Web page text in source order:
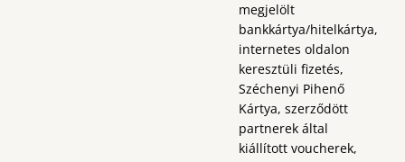
megjelölt
bankkártya/hitelkártya,
internetes oldalon
keresztüli fizetés,
Széchenyi Pihenő
Kártya, szerződött
partnerek által
kiállított voucherek,